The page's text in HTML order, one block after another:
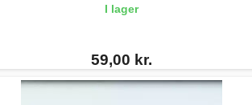
I lager
59,00 kr.